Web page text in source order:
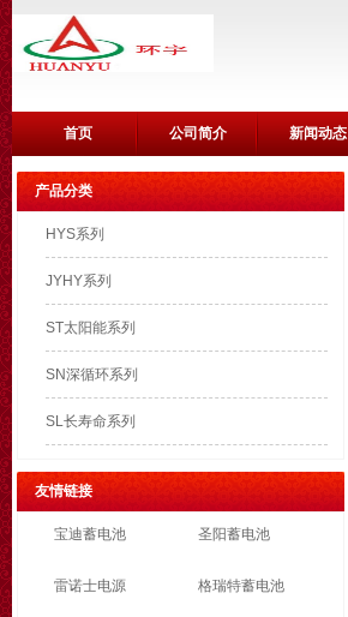
首页 公司简介 新闻动态
产品分类
HYS系列
JYHY系列
ST太阳能系列
SN深循环系列
SL长寿命系列
友情链接
宝迪蓄电池 圣阳蓄电池
雷诺士电源 格瑞特蓄电池